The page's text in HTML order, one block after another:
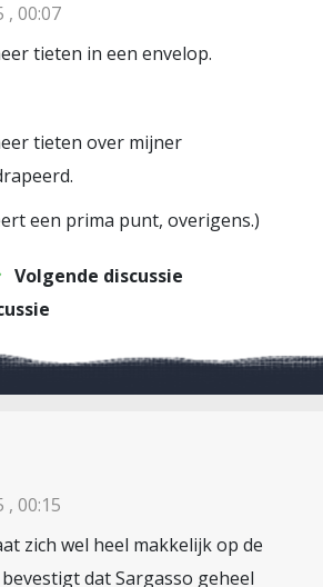
, 00:07
tieten in een envelop.
tieten over mijner
een prima punt, overigens.)
Volgende discussie
00:15
zich wel heel makkelijk op de
dat Sargasso geheel